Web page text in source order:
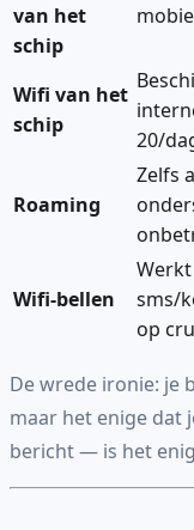
van het
schip
Wifi van het
schip
20/
Roaming
Zelfs
Wifi-bellen
sms/
op
De wrede ironie: je
maar het enige dat
bericht — is het